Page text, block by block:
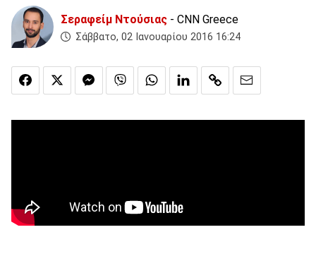
Σεραφείμ Ντούσιας - CNN Greece
Σάββατο, 02 Ιανουαρίου 2016 16:24